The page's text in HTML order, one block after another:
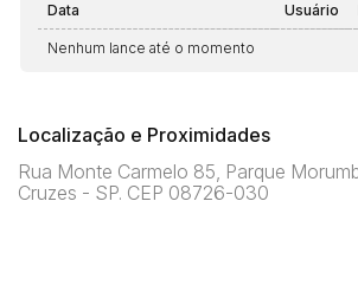
Data Usuário
Nenhum lance até o momento
Localização e Proximidades
Rua Monte Carmelo 85, Parque
Cruzes - SP. CEP 08726-030